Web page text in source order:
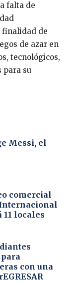
falta de
finalidad de
de azar en
tecnológicos,
para su
Messi, el
comercial
11 locales
con una